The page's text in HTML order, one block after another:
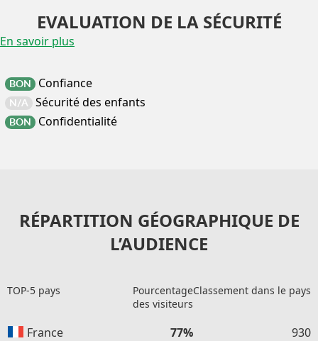
EVALUATION DE LA SÉCURITÉ
En savoir plus
BON Confiance
N/A Sécurité des enfants
BON Confidentialité
RÉPARTITION GÉOGRAPHIQUE DE
L’AUDIENCE
TOP-5 pays
Pourcentage
des visiteurs
Classement dans le pays
France 77%
930